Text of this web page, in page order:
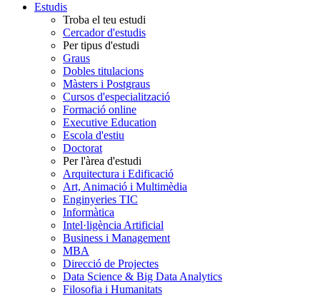
Estudis
Troba el teu estudi
Cercador d'estudis
Per tipus d'estudi
Graus
Dobles titulacions
Màsters i Postgraus
Cursos d'especialització
Formació online
Executive Education
Escola d'estiu
Doctorat
Per l'àrea d'estudi
Arquitectura i Edificació
Art, Animació i Multimèdia
Enginyeries TIC
Informàtica
Intel·ligència Artificial
Business i Management
MBA
Direcció de Projectes
Data Science & Big Data Analytics
Filosofia i Humanitats